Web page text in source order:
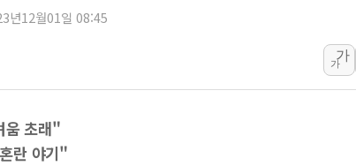
[AI MY 뉴스] 뉴욕 반도체주 프리뷰...美 고용 쇼
뉴욕증시 프리뷰, 美 고용 쇼크에 금리 인상 우려
년12월01일 08:45
가
가
움 초래"
란 야기"